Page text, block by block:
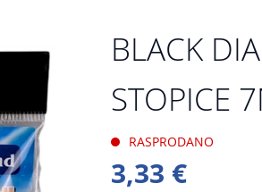
BLACK
STOPICE
RASPRODANO
3,33 €